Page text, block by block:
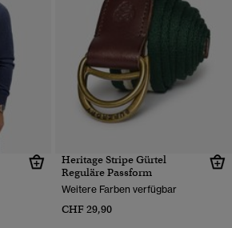
Heritage Stripe Gürtel
Reguläre Passform
Weitere Farben verfügbar
CHF 29,90